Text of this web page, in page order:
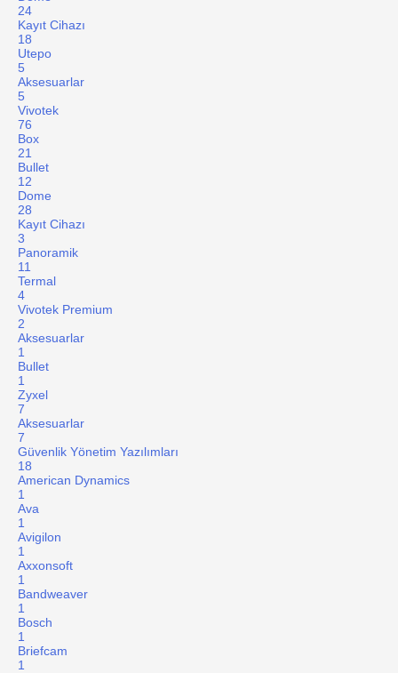
24
Kayıt Cihazı
18
Utepo
5
Aksesuarlar
5
Vivotek
76
Box
21
Bullet
12
Dome
28
Kayıt Cihazı
3
Panoramik
11
Termal
4
Vivotek Premium
2
Aksesuarlar
1
Bullet
1
Zyxel
7
Aksesuarlar
7
Güvenlik Yönetim Yazılımları
18
American Dynamics
1
Ava
1
Avigilon
1
Axxonsoft
1
Bandweaver
1
Bosch
1
Briefcam
1